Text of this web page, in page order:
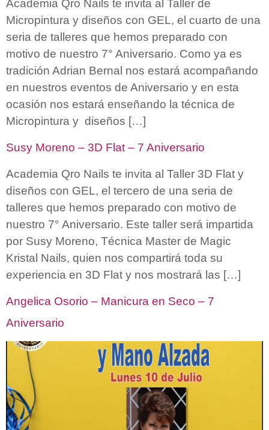
Academia Qro Nails te invita al Taller de
Micropintura y diseños con GEL, el cuarto de una
seria de talleres que hemos preparado con
motivo de nuestro 7° Aniversario. Como ya es
tradición Adrian Bernal nos estará acompañando
en nuestros eventos de Aniversario y en esta
ocasión nos estará enseñando la técnica de
Micropintura y diseños […]
Susy Moreno – 3D Flat – 7 Aniversario
Academia Qro Nails te invita al Taller 3D Flat y
diseños con GEL, el tercero de una seria de
talleres que hemos preparado con motivo de
nuestro 7° Aniversario. Este taller será impartida
por Susy Moreno, Técnica Master de Magic
Kristal Nails, quien nos compartirá toda su
experiencia en 3D Flat y nos mostrará las […]
Angelica Osorio – Manicura en Seco – 7
Aniversario